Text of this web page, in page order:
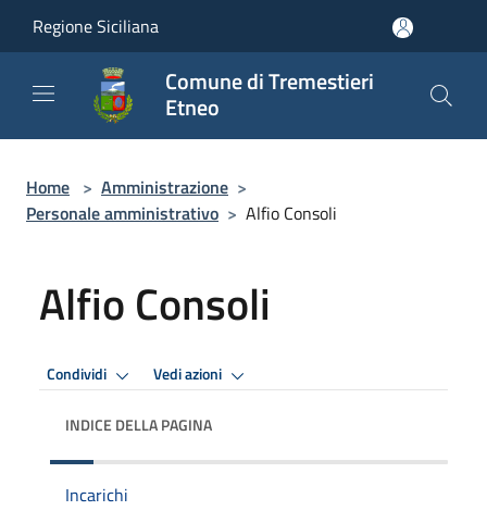
Regione Siciliana
Comune di Tremestieri
Etneo
Home > Amministrazione >
Personale amministrativo > Alfio Consoli
Alfio Consoli
Condividi Vedi azioni
INDICE DELLA PAGINA
Incarichi